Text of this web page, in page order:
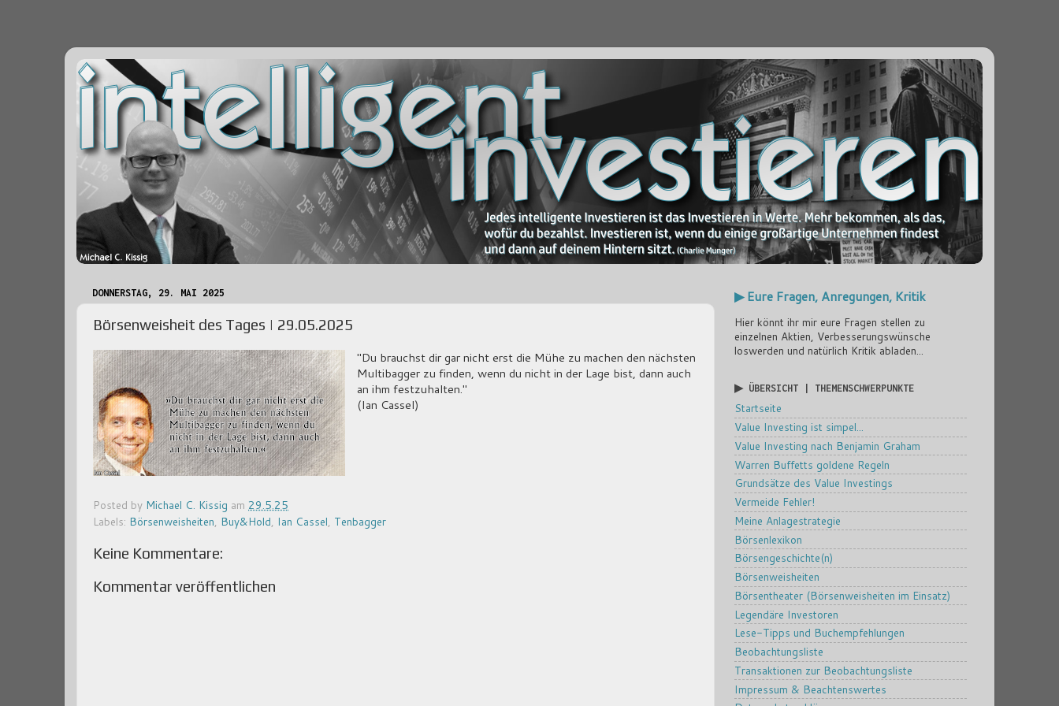
DONNERSTAG, 29. MAI 2025
Börsenweisheit des Tages | 29.05.2025
"Du brauchst dir gar nicht erst die Mühe zu machen den nächsten
Multibagger zu finden, wenn du nicht in der Lage bist, dann auch
an ihm festzuhalten."
(Ian Cassel)
Posted by Michael C. Kissig am 29.5.25
Labels: Börsenweisheiten, Buy&Hold, Ian Cassel, Tenbagger
Keine Kommentare:
Kommentar veröffentlichen
▶ Eure Fragen, Anregungen, Kritik
Hier könnt ihr mir eure Fragen stellen zu
einzelnen Aktien, Verbesserungswünsche
loswerden und natürlich Kritik abladen...
▶ ÜBERSICHT | THEMENSCHWERPUNKTE
Startseite
Value Investing ist simpel...
Value Investing nach Benjamin Graham
Warren Buffetts goldene Regeln
Grundsätze des Value Investings
Vermeide Fehler!
Meine Anlagestrategie
Börsenlexikon
Börsengeschichte(n)
Börsenweisheiten
Börsentheater (Börsenweisheiten im Einsatz)
Legendäre Investoren
Lese-Tipps und Buchempfehlungen
Beobachtungsliste
Transaktionen zur Beobachtungsliste
Impressum & Beachtenswertes